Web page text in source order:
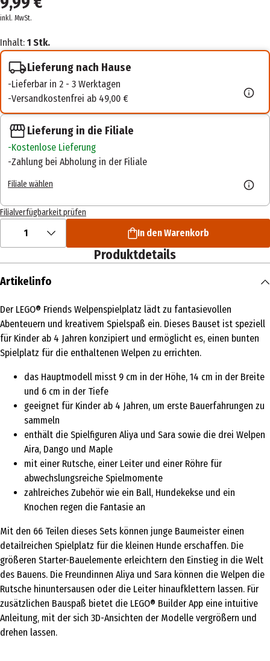
inkl. MwSt.
Inhalt: 1 Stk.
Lieferung nach Hause
Lieferbar in 2 - 3 Werktagen
Versandkostenfrei ab 49,00 €
Lieferung in die Filiale
Kostenlose Lieferung
Zahlung bei Abholung in der Filiale
Filiale wählen
Filialverfügbarkeit prüfen
1 In den Warenkorb
Produktdetails
Artikelinfo
Der LEGO® Friends Welpenspielplatz lädt zu fantasievollen
Abenteuern und kreativem Spielspaß ein. Dieses Bauset ist speziell
für Kinder ab 4 Jahren konzipiert und ermöglicht es, einen bunten
Spielplatz für die enthaltenen Welpen zu errichten.
das Hauptmodell misst 9 cm in der Höhe, 14 cm in der Breite
und 6 cm in der Tiefe
geeignet für Kinder ab 4 Jahren, um erste Bauerfahrungen zu
sammeln
enthält die Spielfiguren Aliya und Sara sowie die drei Welpen
Aira, Dango und Maple
mit einer Rutsche, einer Leiter und einer Röhre für
abwechslungsreiche Spielmomente
zahlreiches Zubehör wie ein Ball, Hundekekse und ein
Knochen regen die Fantasie an
Mit den 66 Teilen dieses Sets können junge Baumeister einen
detailreichen Spielplatz für die kleinen Hunde erschaffen. Die
größeren Starter-Bauelemente erleichtern den Einstieg in die Welt
des Bauens. Die Freundinnen Aliya und Sara können die Welpen die
Rutsche hinuntersausen oder die Leiter hinaufklettern lassen. Für
zusätzlichen Bauspaß bietet die LEGO® Builder App eine intuitive
Anleitung, mit der sich 3D-Ansichten der Modelle vergrößern und
drehen lassen.